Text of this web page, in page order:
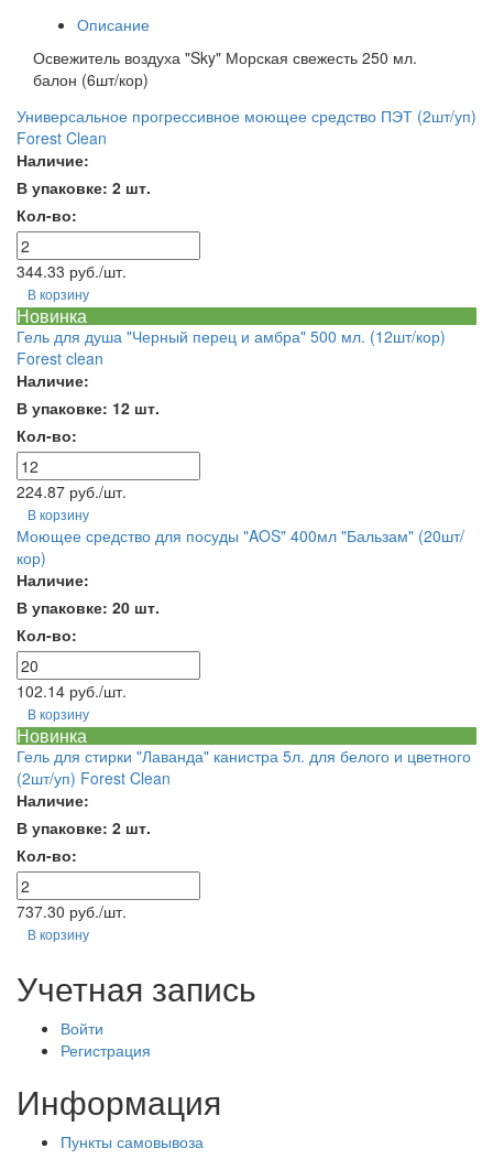
Описание
Освежитель воздуха "Sky" Морская свежесть 250 мл.
балон (6шт/кор)
Универсальное прогрессивное моющее средство ПЭТ (2шт/уп)
Forest Clean
Наличие:
В упаковке: 2 шт.
Кол-во:
344.33 руб./шт.
В корзину
Новинка
Гель для душа "Черный перец и амбра" 500 мл. (12шт/кор)
Forest clean
Наличие:
В упаковке: 12 шт.
Кол-во:
224.87 руб./шт.
В корзину
Моющее средство для посуды "AOS" 400мл "Бальзам" (20шт/
кор)
Наличие:
В упаковке: 20 шт.
Кол-во:
102.14 руб./шт.
В корзину
Новинка
Гель для стирки "Лаванда" канистра 5л. для белого и цветного
(2шт/уп) Forest Clean
Наличие:
В упаковке: 2 шт.
Кол-во:
737.30 руб./шт.
В корзину
Учетная запись
Войти
Регистрация
Информация
Пункты самовывоза